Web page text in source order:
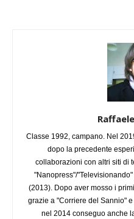
Classe 1992, campano. Nel
dopo la precedente
collaborazioni con altri siti di
"Nanopress"/
(2013). Dopo aver mosso i
grazie a "Corriere del Sannio"
nel 2014 conseguo anche